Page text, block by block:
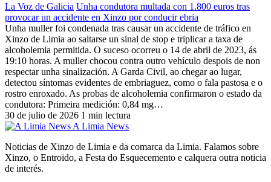
La Voz de Galicia Unha condutora multada con 1.800 euros tras
provocar un accidente en Xinzo por conducir ebria
Unha muller foi condenada tras causar un accidente de tráfico en
Xinzo de Limia ao saltarse un sinal de stop e triplicar a taxa de
alcoholemia permitida. O suceso ocorreu o 14 de abril de 2023, ás
19:10 horas. A muller chocou contra outro vehículo despois de non
respectar unha sinalización. A Garda Civil, ao chegar ao lugar,
detectou síntomas evidentes de embriaguez, como o fala pastosa e o
rostro enroxado. As probas de alcoholemia confirmaron o estado da
condutora: Primeira medición: 0,84 mg…
30 de julio de 2026 1 min lectura
A Limia News
Noticias de Xinzo de Limia e da comarca da Limia. Falamos sobre
Xinzo, o Entroido, a Festa do Esquecemento e calquera outra noticia
de interés.